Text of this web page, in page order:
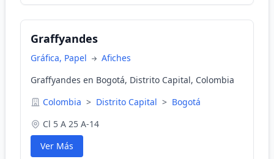
Graffyandes
Gráfica, Papel
Afiches
Graffyandes en Bogotá, Distrito Capital, Colombia
Colombia > Distrito Capital > Bogotá
Cl 5 A 25 A-14
Ver Más